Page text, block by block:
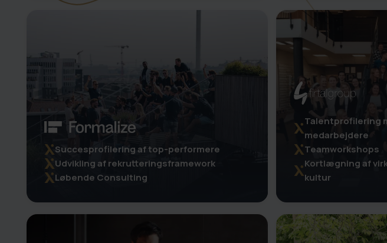
Succesprofilering af top-performere
Udvikling af rekrutteringsframework
Løbende Consulting
Talentprofilering
medarbejdere
Teamworkshops
Kortlægning af
kultur